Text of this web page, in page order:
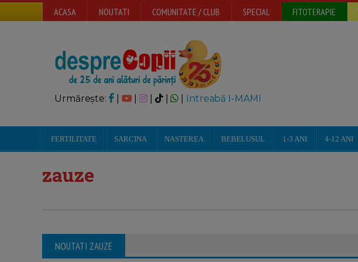
ACASA NOUTATI COMUNITATE / CLUB SPECIAL FITOTERAPIE
Urmărește: | | Intreabă I-MAMI
FERTILITATE SARCINA NASTEREA BEBELUSUL 1-3 ANI 4-12 ANI
zauze
NOUTATI ZAUZE